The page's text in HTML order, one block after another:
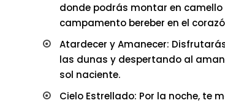
donde podrás montar en
campamento bereber en el
Atardecer y Amanecer:
las dunas y despertando al
sol naciente.
Cielo Estrellado: Por la noche, te